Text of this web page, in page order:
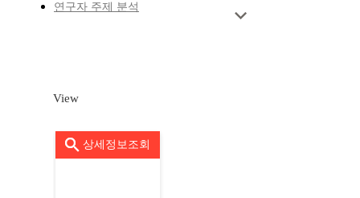
연구자 주제 분석
View
상세정보조회